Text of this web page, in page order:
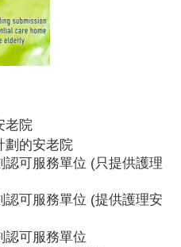
老院
劃的安老院
可服務單位 (只提供護理
可服務單位 (提供護理安
認可服務單位